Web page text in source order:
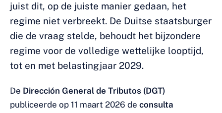
juist dit, op de juiste manier gedaan, het
regime niet verbreekt. De Duitse staatsburger
die de vraag stelde, behoudt het bijzondere
regime voor de volledige wettelijke looptijd,
tot en met belastingjaar 2029.
De Dirección General de Tributos (DGT)
publiceerde op 11 maart 2026 de consulta